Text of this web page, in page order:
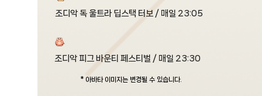
조디악 독 울트라 딥스택 터보 / 매일 23:05
조디악 피그 바운티 페스티벌 / 매일 23:30
* 아바타 이미지는 변경될 수 있습니다.